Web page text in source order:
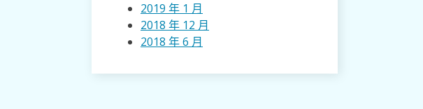
2019 年 1 月
2018 年 12 月
2018 年 6 月